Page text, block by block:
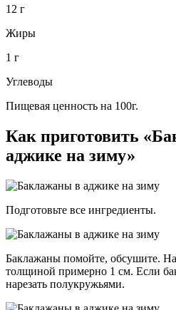
12 г
Жиры
1 г
Углеводы
Пищевая ценность на 100г.
Как приготовить
аджике на зиму»
Подготовьте все ингредиенты.
Баклажаны помойте, обсушите.
толщиной примерно 1 см. Если
нарезать полукружьями.